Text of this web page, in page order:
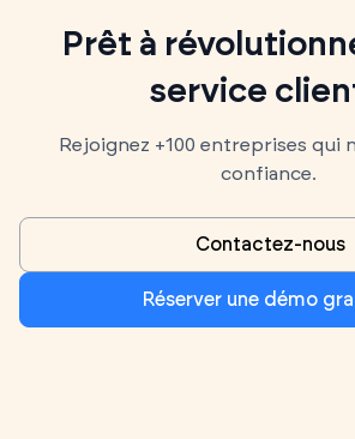
Prêt à
service
Rejoignez +100 entreprises qui
confiance.
Réserver une démo
Contactez-nous